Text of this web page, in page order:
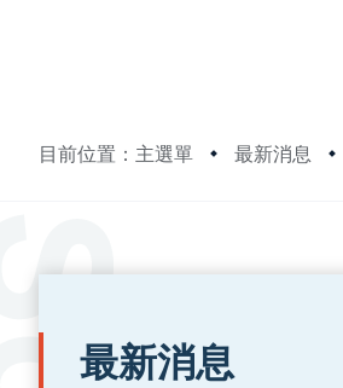
目前位置：主選單 最新消息
:::
最新消息